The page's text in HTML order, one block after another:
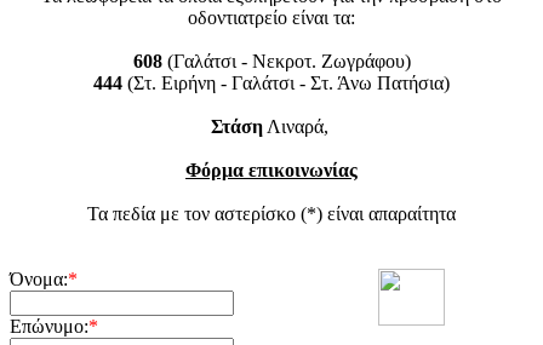
οδοντιατρείο είναι τα:
608(Γαλάτσι - Νεκροτ. Ζωγράφου)
444 (Στ. Ειρήνη - Γαλάτσι - Στ. Άνω Πατήσια)
ΣτάσηΛιναρά,
Φόρμα επικοινωνίας
Τα πεδία με τον αστερίσκο (*) είναι απαραίτητα
Όνομα:*
Επώνυμο:*